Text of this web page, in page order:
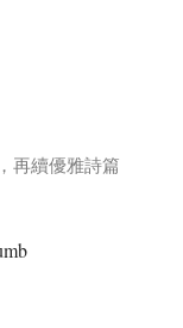
再續優雅詩篇